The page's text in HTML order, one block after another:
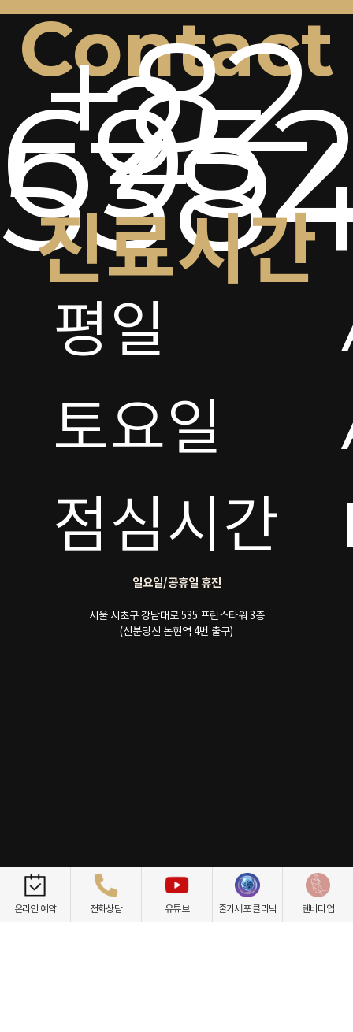
Contact
+82
2-
진료시간
평일
토요일
점심시간
일요일/공휴일 휴진
서울 서초구 강남대로 535 프린스타워 3층
(신분당선 논현역 4번 출구)
개인정보취급방침 이용약관 환자권리장전 비급여항목
온라인 예약 전화상담 유튜브 줄기세포 클리닉 텐바디업